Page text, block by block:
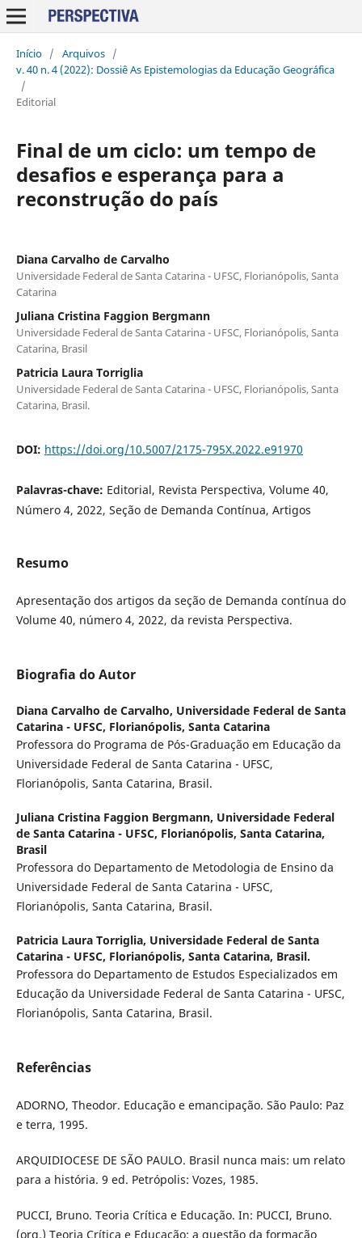
Início / Arquivos /
v. 40 n. 4 (2022): Dossiê As Epistemologias da Educação Geográfica
/
Editorial
Final de um ciclo: um tempo de
desafios e esperança para a
reconstrução do país
Diana Carvalho de Carvalho
Universidade Federal de Santa Catarina - UFSC, Florianópolis, Santa
Catarina
Juliana Cristina Faggion Bergmann
Universidade Federal de Santa Catarina - UFSC, Florianópolis, Santa
Catarina, Brasil
Patricia Laura Torriglia
Universidade Federal de Santa Catarina - UFSC, Florianópolis, Santa
Catarina, Brasil.
DOI: https://doi.org/10.5007/2175-795X.2022.e91970
Palavras-chave: Editorial, Revista Perspectiva, Volume 40,
Número 4, 2022, Seção de Demanda Contínua, Artigos
Resumo
Apresentação dos artigos da seção de Demanda contínua do
Volume 40, número 4, 2022, da revista Perspectiva.
Biografia do Autor
Diana Carvalho de Carvalho, Universidade Federal de Santa
Catarina - UFSC, Florianópolis, Santa Catarina
Professora do Programa de Pós-Graduação em Educação da
Universidade Federal de Santa Catarina - UFSC,
Florianópolis, Santa Catarina, Brasil.
Juliana Cristina Faggion Bergmann, Universidade Federal
de Santa Catarina - UFSC, Florianópolis, Santa Catarina,
Brasil
Professora do Departamento de Metodologia de Ensino da
Universidade Federal de Santa Catarina - UFSC,
Florianópolis, Santa Catarina, Brasil.
Patricia Laura Torriglia, Universidade Federal de Santa
Catarina - UFSC, Florianópolis, Santa Catarina, Brasil.
Professora do Departamento de Estudos Especializados em
Educação da Universidade Federal de Santa Catarina - UFSC,
Florianópolis, Santa Catarina, Brasil.
Referências
ADORNO, Theodor. Educação e emancipação. São Paulo: Paz
e terra, 1995.
ARQUIDIOCESE DE SÃO PAULO. Brasil nunca mais: um relato
para a história. 9 ed. Petrópolis: Vozes, 1985.
PUCCI, Bruno. Teoria Crítica e Educação. In: PUCCI, Bruno.
(org.) Teoria Crítica e Educação: a questão da formação